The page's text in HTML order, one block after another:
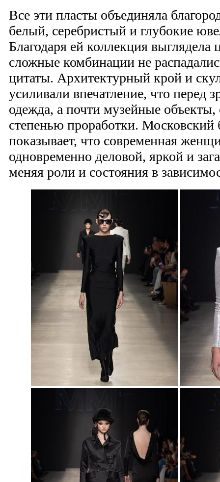
Все эти пласты объединяла
белый, серебристый и глубокие
Благодаря ей коллекция выглядела
сложные комбинации не
цитаты. Архитектурный крой и
усиливали впечатление, что перед
одежда, а почти музейные
степенью проработки.
показывает, что современная
одновременно деловой, яркой и
меняя роли и состояния в